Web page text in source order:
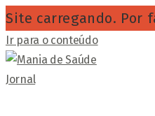
Site carregando. Por
Ir para o conteúdo